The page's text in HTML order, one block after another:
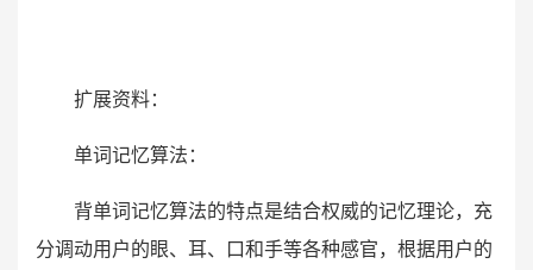
扩展资料：
单词记忆算法：
背单词记忆算法的特点是结合权威的记忆理论，充
分调动用户的眼、耳、口和手等各种感官，根据用户的